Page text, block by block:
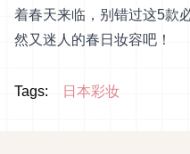
着春天来临，别错过这5款
然又迷人的春日妆容吧！
Tags: 日本彩妆